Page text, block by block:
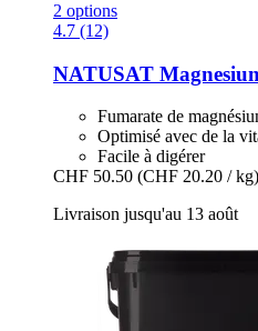
2 options
4.7 (12)
NATUSAT
Fumarate de
Optimisé avec de la
Facile à digérer
CHF 50.50 (CHF 20.20 / kg)
Livraison jusqu'au 13 août